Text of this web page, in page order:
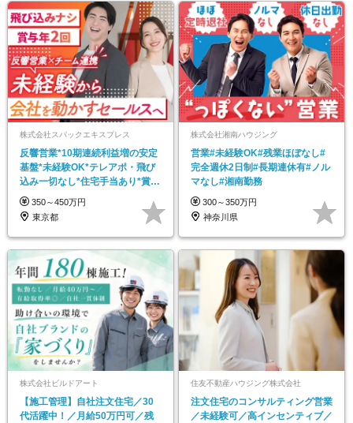
株式会社スパックエキスプレス
反響営業*10期連続利益増の安定
基盤*未経験OK*テレアポ・飛び
込み一切なし*住宅手当あり*賞与
年2回
350～450万円
東京都
株式会社湘南ハウジング
営業#未経験OK#残業ほぼなし#
完全週休2日制#長期連休有#ノル
マなし#湘南勤務
300～350万円
神奈川県
株式会社ビルドアート
【施工管理】自社注文住宅／30
代活躍中！／月給50万円可／残
住友不動産ハウジング株式会社
注文住宅のコンサルティング営業
／未経験可／高インセンティブ／